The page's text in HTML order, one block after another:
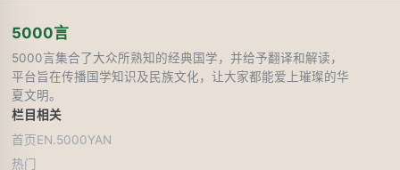
5000言
5000言集合了大众所熟知的经典国学，并给予翻译和解读，
平台旨在传播国学知识及民族文化，让大家都能爱上璀璨的华
夏文明。
栏目
首页
热门
相关
EN.5000YAN